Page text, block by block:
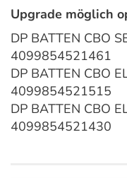
Upgrade möglich
DP BATTEN CBO
4099854521461
DP BATTEN CBO
4099854521515
DP BATTEN CBO
4099854521430